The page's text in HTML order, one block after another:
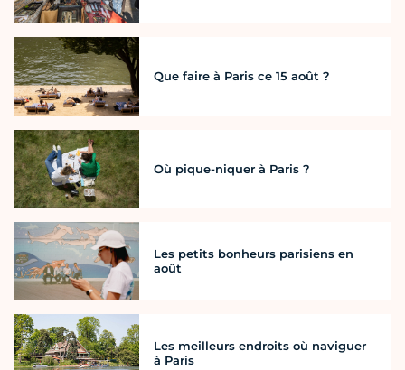
Que faire à Paris ce 15 août ?
Où pique-niquer à Paris ?
Les petits bonheurs parisiens en
août
Les meilleurs endroits où naviguer
à Paris